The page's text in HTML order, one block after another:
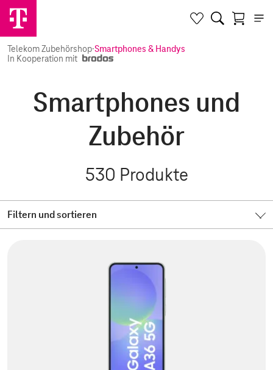
Telekom Zubehörshop·Smartphones & Handys
In Kooperation mit
Smartphones und
Zubehör
530 Produkte
Filtern und sortieren